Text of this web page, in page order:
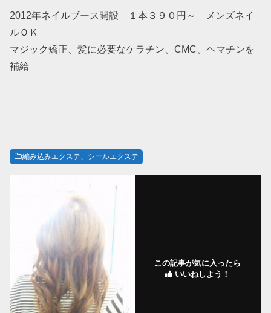
2012年ネイルブース開設 １本３９０円～ メンズネイ
ルＯＫ
マジック矯正、髪に必要なケラチン、CMC、ヘマチンを
補給
編み込みエクステ、シールエクステ
この記事が気に入ったら
いいねしよう！